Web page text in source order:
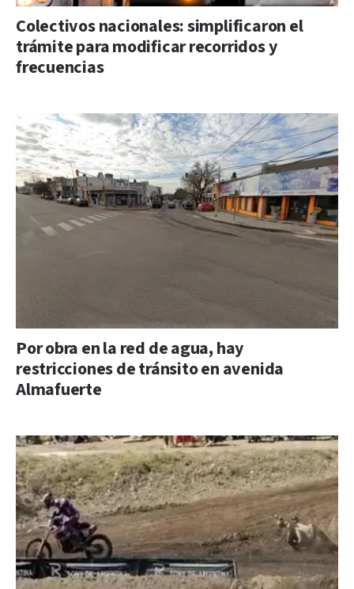
Colectivos nacionales: simplificaron el
trámite para modificar recorridos y
frecuencias
Por obra en la red de agua, hay
restricciones de tránsito en avenida
Almafuerte